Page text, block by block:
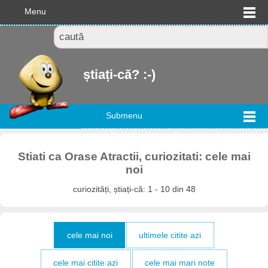
Menu
știați-că? :-)
Submenu
Stiati ca Orase Atractii, curiozitati: cele mai
noi
curiozități, știați-că: 1 - 10 din 48
cele mai noi ultimele citite azi
cele mai citite azi cele mai mari note